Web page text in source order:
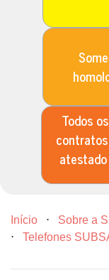
Todos
contratos
atestado
Início ⋅ Sobre a
⋅
Telefones